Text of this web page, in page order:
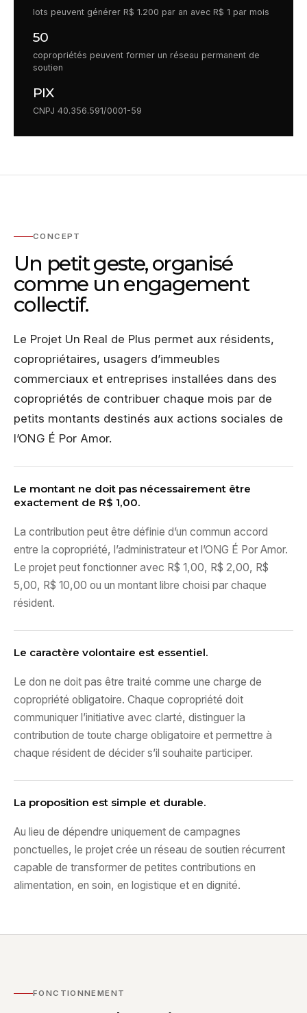
lots peuvent générer R$ 1.200 par an avec R$ 1 par mois
50
copropriétés peuvent former un réseau permanent de
soutien
PIX
CNPJ 40.356.591/0001-59
CONCEPT
Un petit geste, organisé
comme un engagement
collectif.
Le Projet Un Real de Plus permet aux résidents,
copropriétaires, usagers d’immeubles
commerciaux et entreprises installées dans des
copropriétés de contribuer chaque mois par de
petits montants destinés aux actions sociales de
l’ONG É Por Amor.
Le montant ne doit pas nécessairement être
exactement de R$ 1,00.
La contribution peut être définie d’un commun accord
entre la copropriété, l’administrateur et l’ONG É Por Amor.
Le projet peut fonctionner avec R$ 1,00, R$ 2,00, R$
5,00, R$ 10,00 ou un montant libre choisi par chaque
résident.
Le caractère volontaire est essentiel.
Le don ne doit pas être traité comme une charge de
copropriété obligatoire. Chaque copropriété doit
communiquer l’initiative avec clarté, distinguer la
contribution de toute charge obligatoire et permettre à
chaque résident de décider s’il souhaite participer.
La proposition est simple et durable.
Au lieu de dépendre uniquement de campagnes
ponctuelles, le projet crée un réseau de soutien récurrent
capable de transformer de petites contributions en
alimentation, en soin, en logistique et en dignité.
FONCTIONNEMENT